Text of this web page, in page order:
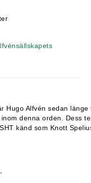
Hugo Alfvén sedan länge
denna orden. Dess
känd som Knott